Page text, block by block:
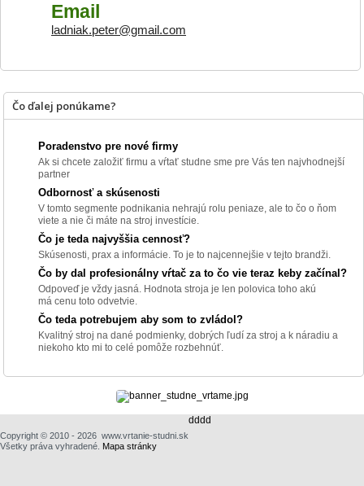
Email
ladniak.peter@gmail.com
Čo ďalej ponúkame?
Poradenstvo pre nové firmy
Ak si chcete založiť firmu a vŕtať studne sme pre Vás ten najvhodnejší
partner
Odbornosť a skúsenosti
V tomto segmente podnikania nehrajú rolu peniaze, ale to čo o ňom
viete a nie či máte na stroj investície.
Čo je teda najvyššia cennosť?
Skúsenosti, prax a informácie. To je to najcennejšie v tejto brandži.
Čo by dal profesionálny vŕtač za to čo vie teraz keby začínal?
Odpoveď je vždy jasná. Hodnota stroja je len polovica toho akú
má cenu toto odvetvie.
Čo teda potrebujem aby som to zvládol?
Kvalitný stroj na dané podmienky, dobrých ľudí za stroj a k náradiu a
niekoho kto mi to celé pomôže rozbehnúť.
dddd
Copyright © 2010 - 2026 www.vrtanie-studni.sk
Všetky práva vyhradené. Mapa stránky